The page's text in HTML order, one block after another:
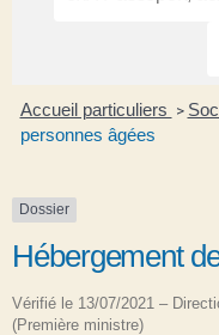
Accueil particuliers >
personnes âgées
Dossier
Hébergement
Vérifié le 13/07/2021 –
(Première ministre)